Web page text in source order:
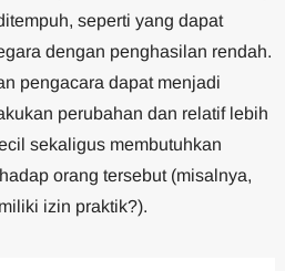
seperti yang dapat
dengan penghasilan rendah.
pengacara dapat menjadi
perubahan dan relatif lebih
sekaligus membutuhkan
orang tersebut (misalnya,
izin praktik?).